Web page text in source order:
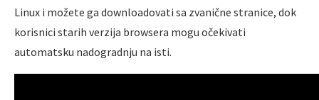
Linux i možete ga downloadovati sa zvanične stranice, dok
korisnici starih verzija browsera mogu očekivati
automatsku nadogradnju na isti.